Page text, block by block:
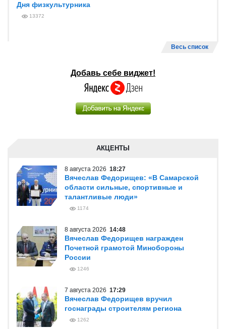
Дня физкультурника
13372
Весь список
Добавь себе виджет!
АКЦЕНТЫ
8 августа 2026 18:27
Вячеслав Федорищев: «В Самарской
области сильные, спортивные и
талантливые люди»
1174
8 августа 2026 14:48
Вячеслав Федорищев награжден
Почетной грамотой Минобороны
России
1246
7 августа 2026 17:29
Вячеслав Федорищев вручил
госнаграды строителям региона
1262